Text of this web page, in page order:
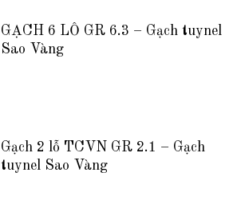
GẠCH 6 LỖ GR 6.3 – Gạch tuynel
Sao Vàng
Gạch 2 lỗ TCVN GR 2.1 – Gạch
tuynel Sao Vàng